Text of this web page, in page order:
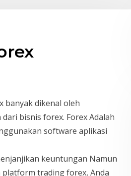
banyak dikenal oleh
bisnis forex. Forex Adalah
software aplikasi
keuntungan Namun
trading forex, Anda